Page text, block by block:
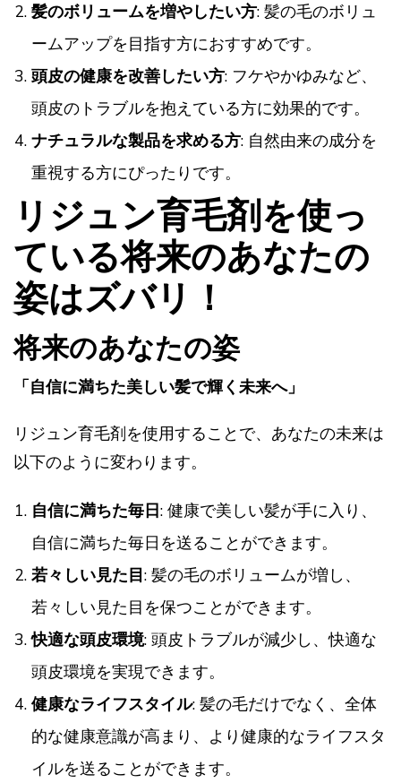
髪のボリュームを増やしたい方: 髪の毛のボリュ
ームアップを目指す方におすすめです。
頭皮の健康を改善したい方: フケやかゆみなど、
頭皮のトラブルを抱えている方に効果的です。
ナチュラルな製品を求める方: 自然由来の成分を
重視する方にぴったりです。
リジュン育毛剤を使っ
ている将来のあなたの
姿はズバリ！
将来のあなたの姿
「自信に満ちた美しい髪で輝く未来へ」
リジュン育毛剤を使用することで、あなたの未来は
以下のように変わります。
自信に満ちた毎日: 健康で美しい髪が手に入り、
自信に満ちた毎日を送ることができます。
若々しい見た目: 髪の毛のボリュームが増し、
若々しい見た目を保つことができます。
快適な頭皮環境: 頭皮トラブルが減少し、快適な
頭皮環境を実現できます。
健康なライフスタイル: 髪の毛だけでなく、全体
的な健康意識が高まり、より健康的なライフスタ
イルを送ることができます。